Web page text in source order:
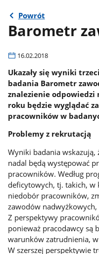
Powrót
Barometr
16.02.2018
Ukazały się wyniki
badania Barometr
znalezienie odpowiedzi
roku będzie wyglądać
pracowników w
Problemy z
Wyniki badania wskazują,
nadal będą występować
pracowników. Według
deficytowych, tj. takich, w
niedobór pracowników,
zawodów nadwyżkowych,
Z perspektywy
ponieważ pracodawcy są
warunków zatrudnienia,
W szerszej perspektywie